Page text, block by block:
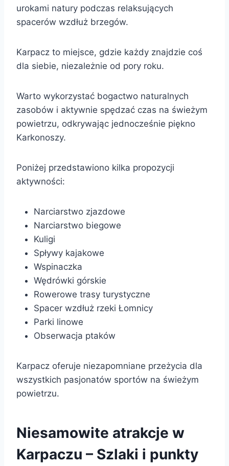
urokami natury podczas relaksujących
spacerów wzdłuż brzegów.
Karpacz to miejsce, gdzie każdy znajdzie coś
dla siebie, niezależnie od pory roku.
Warto wykorzystać bogactwo naturalnych
zasobów i aktywnie spędzać czas na świeżym
powietrzu, odkrywając jednocześnie piękno
Karkonoszy.
Poniżej przedstawiono kilka propozycji
aktywności:
Narciarstwo zjazdowe
Narciarstwo biegowe
Kuligi
Spływy kajakowe
Wspinaczka
Wędrówki górskie
Rowerowe trasy turystyczne
Spacer wzdłuż rzeki Łomnicy
Parki linowe
Obserwacja ptaków
Karpacz oferuje niezapomniane przeżycia dla
wszystkich pasjonatów sportów na świeżym
powietrzu.
Niesamowite atrakcje w
Karpaczu – Szlaki i punkty